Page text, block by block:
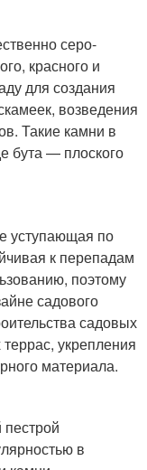
серо-
красного и
для создания
возведения
Такие камни в
бута — плоского
уступающая по
к перепадам
поэтому
садового
садовых
укрепления
материала.
в